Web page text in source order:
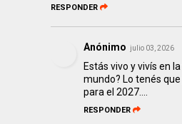
RESPONDER
Anónimo julio 03, 2026
Estás vivo y vivís en
mundo? Lo tenés
para el 2027....
RESPONDER